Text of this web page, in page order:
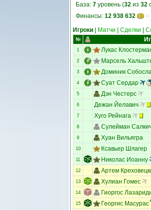
База: 7 уровень (32 из 32
Финансы: 12 938 632 =
Игроки Матчи Сделки
№
1 Лукас
2 Марсель
3 Доминик
4 Суат Сердар
5 Дэн Честерс
6 Дежан Йелавич
7 Хуго Рейнага
8 Сулейман
9 Хуан Вильягра
10 Ксавьер Шлагер
11 Николас Иоанну
12 Артем
13 Хулиан Гомес
14 Гиоргос
15 Георгис Масурас